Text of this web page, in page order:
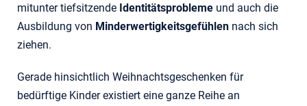
mitunter tiefsitzende Identitätsprobleme und auch die
Ausbildung von Minderwertigkeitsgefühlen nach sich
ziehen.
Gerade hinsichtlich Weihnachtsgeschenken für
bedürftige Kinder existiert eine ganze Reihe an